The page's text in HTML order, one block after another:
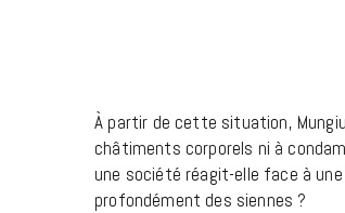
À partir de cette situation,
châtiments corporels ni à
une société réagit-elle face à
profondément des siennes ?